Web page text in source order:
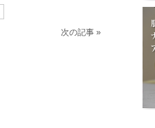
次の記事 »